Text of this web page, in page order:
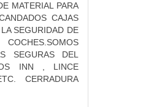
MATERIAL PARA
CAJAS
SEGURIDAD DE
SEGURAS DEL
INN , LINCE
CERRADURA